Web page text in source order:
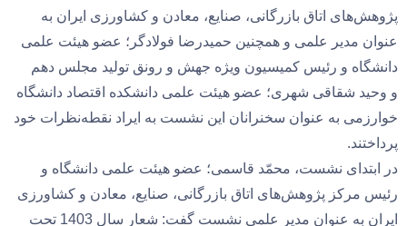
پژوهش‌های اتاق بازرگانی، صنایع، معادن و کشاورزی ایران به
عنوان مدیر علمی و همچنین حمیدرضا فولادگر؛ عضو هیئت علمی
دانشگاه و رئیس کمیسیون ویژه جهش و رونق تولید مجلس دهم
و وحید شقاقی شهری؛ عضو هیئت علمی دانشکده اقتصاد دانشگاه
خوارزمی به عنوان سخنرانان این نشست به ایراد نقطه‌نظرات خود
پرداختند.
در ابتدای نشست، محمّد قاسمی؛ عضو هیئت علمی دانشگاه و
رئیس مرکز پژوهش‌های اتاق بازرگانی، صنایع، معادن و کشاورزی
ایران به عنوان مدیر علمی نشست گفت: شعار سال 1403 تحت